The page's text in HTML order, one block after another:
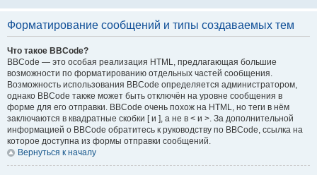
Форматирование сообщений и типы создаваемых тем
Что такое BBCode?
BBCode — это особая реализация HTML, предлагающая большие
возможности по форматированию отдельных частей сообщения.
Возможность использования BBCode определяется администратором,
однако BBCode также может быть отключён на уровне сообщения в
форме для его отправки. BBCode очень похож на HTML, но теги в нём
заключаются в квадратные скобки [ и ], а не в < и >. За дополнительной
информацией о BBCode обратитесь к руководству по BBCode, ссылка на
которое доступна из формы отправки сообщений.
Вернуться к началу